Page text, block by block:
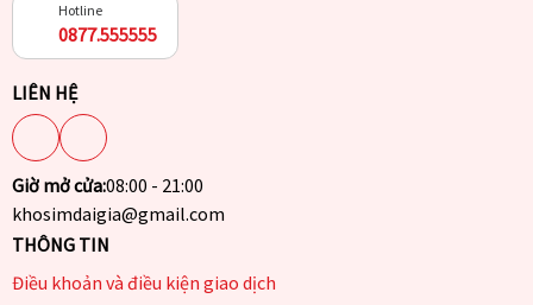
Hotline
0877.555555
LIÊN HỆ
Giờ mở cửa:08:00 - 21:00
khosimdaigia@gmail.com
THÔNG TIN
Điều khoản và điều kiện giao dịch